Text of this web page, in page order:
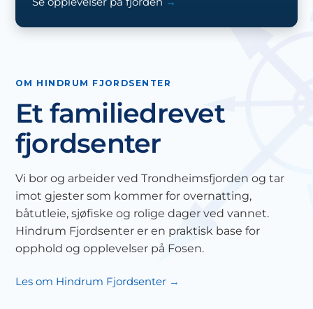
OM HINDRUM FJORDSENTER
Et familiedrevet
fjordsenter
Vi bor og arbeider ved Trondheimsfjorden og tar
imot gjester som kommer for overnatting,
båtutleie, sjøfiske og rolige dager ved vannet.
Hindrum Fjordsenter er en praktisk base for
opphold og opplevelser på Fosen.
Les om Hindrum Fjordsenter